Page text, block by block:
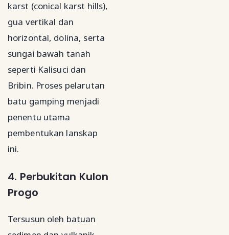
karst (conical karst hills),
gua vertikal dan
horizontal, dolina, serta
sungai bawah tanah
seperti Kalisuci dan
Bribin. Proses pelarutan
batu gamping menjadi
penentu utama
pembentukan lanskap
ini.
4. Perbukitan Kulon
Progo
Tersusun oleh batuan